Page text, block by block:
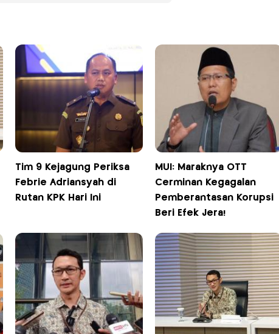
Tim 9 Kejagung Periksa
Febrie Adriansyah di
Rutan KPK Hari Ini
MUI: Maraknya OTT
Cerminan Kegagalan
Pemberantasan Korupsi
Beri Efek Jera!